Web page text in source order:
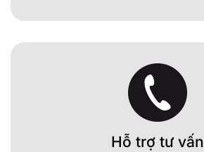
Hỗ trợ tư vấn